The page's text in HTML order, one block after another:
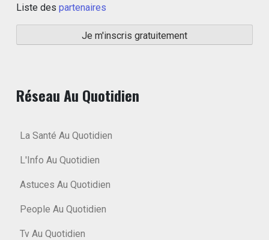
Liste des partenaires
Réseau Au Quotidien
La Santé Au Quotidien
L'Info Au Quotidien
Astuces Au Quotidien
People Au Quotidien
Tv Au Quotidien